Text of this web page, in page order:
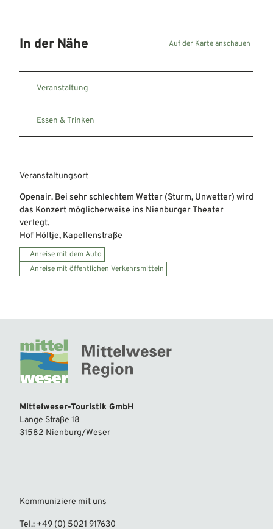
In der Nähe Auf der Karte anschauen
Veranstaltung
Essen & Trinken
Veranstaltungsort
Openair. Bei sehr schlechtem Wetter (Sturm, Unwetter) wird
das Konzert möglicherweise ins Nienburger Theater
verlegt.
Hof Höltje, Kapellenstraße
Anreise mit dem Auto
Anreise mit öffentlichen Verkehrsmitteln
Mittelweser-Touristik GmbH
Lange Straße 18
31582 Nienburg/Weser
Kommuniziere mit uns
Tel.: +49 (0) 5021 917630